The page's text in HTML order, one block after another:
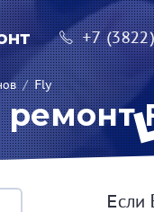
+7
/ Fly
Если